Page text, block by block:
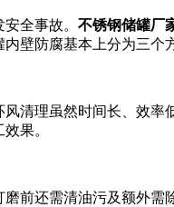
全事故。 不锈钢储罐厂
壁防腐基本上分为三个
清理虽然时间长、效
果。
前还需清油污及额外